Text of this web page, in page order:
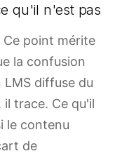
qu'il n'est pas
Ce point mérite
la confusion
diffuse du
trace. Ce qu'il
le contenu
de